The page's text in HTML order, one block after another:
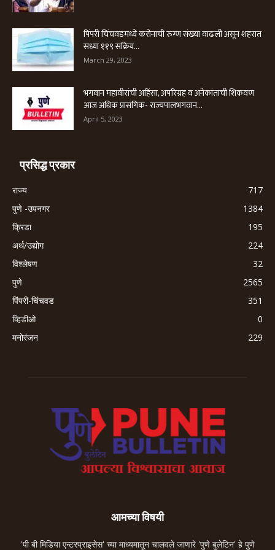
पिंपरी चिंचवडमध्ये करोनाची रुग्ण संख्या वाढली असून शहरात
सध्या ११९ सक्रिय...
March 29, 2023
भगवान महावीरांची अहिंसा, अपरिग्रह व अनेकांताची शिकवण
आज अधिक प्रासंगिक- राज्यपालभगवान...
April 5, 2023
प्रसिद्ध प्रकार
राज्य
717
पुणे -उपनगर
1384
क्रिडा
195
अर्थ/उद्योग
224
विश्लेषण
32
पुणे
2565
पिंपरी-चिंचवड
351
व्हिडीओ
0
मनोरंजन
229
आमच्या विषयी
'पी बी मिडिया एन्टरप्राइसेस' च्या माध्यमातून चालवले जाणारे 'पुणे बुलेटिन' हे पुणे